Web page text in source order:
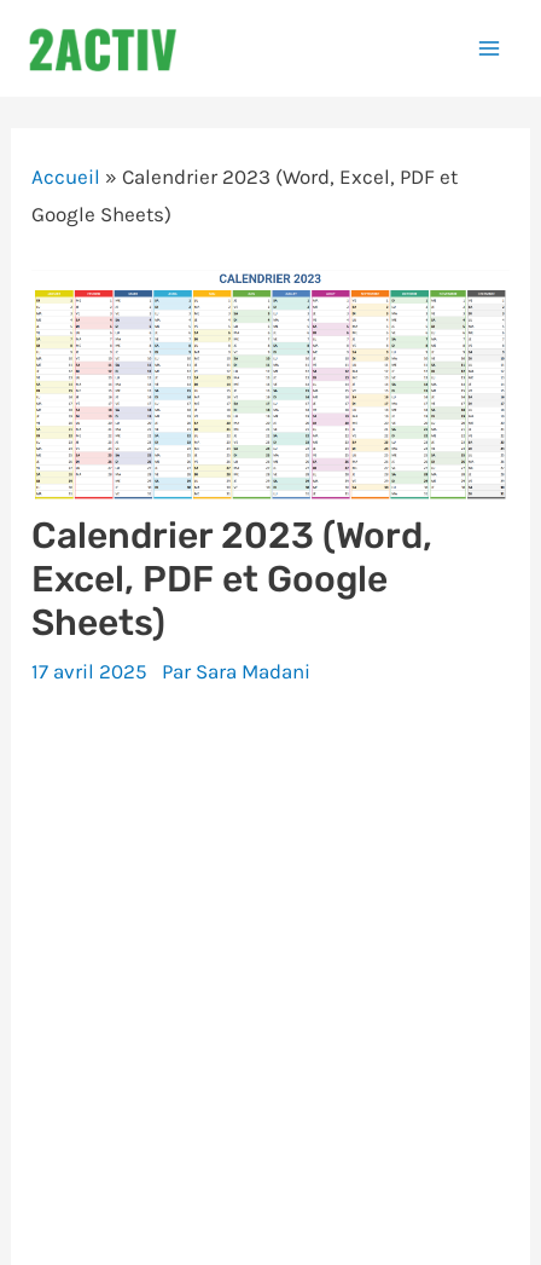
Accueil » Calendrier 2023 (Word, Excel, PDF et
Google Sheets)
Calendrier 2023 (Word,
Excel, PDF et Google
Sheets)
17 avril 2025 Par Sara Madani